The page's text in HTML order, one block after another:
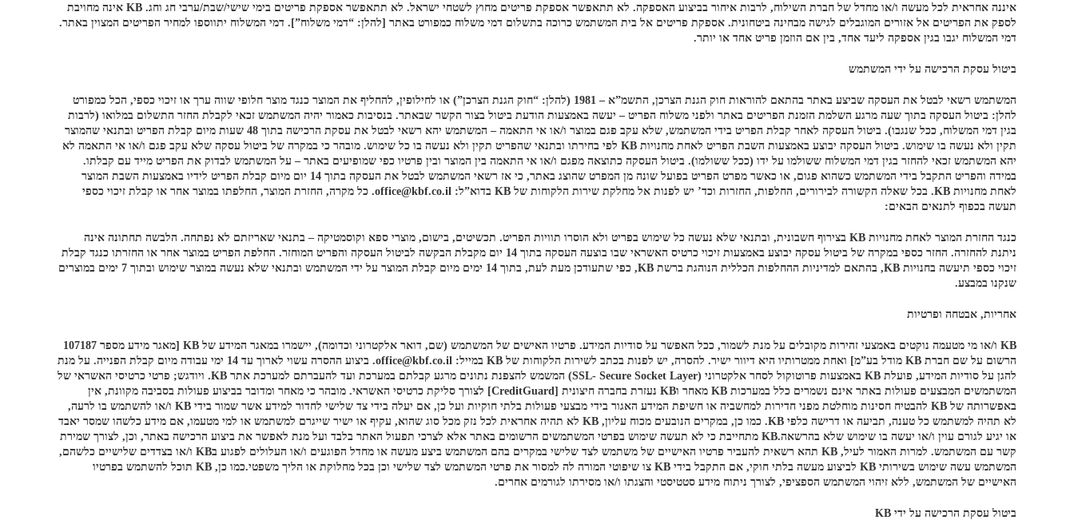
איננה אחראית לכל מעשה ו/או מחדל של חברת השילוח, לרבות איחור בביצוע האספקה. לא תתאפשר אספקת פריטים מחוץ לשטחי ישראל. לא תתאפשר אספקת פריטים בימי שישי/שבת/ערבי חג וחג. KB אינה מחויבת
לספק את הפריטים אל אזורים המוגבלים לגישה מבחינה ביטחונית. אספקת פריטים אל בית המשתמש כרוכה בתשלום דמי משלוח כמפורט באתר [להלן: “דמי משלוח”]. דמי המשלוח יתווספו למחיר הפריטים המצוין באתר.
דמי המשלוח יגבו בגין אספקה ליעד אחד, בין אם הוזמן פריט אחד או יותר.
ביטול עסקת הרכישה על ידי המשתמש
המשתמש רשאי לבטל את העסקה שביצע באתר בהתאם להוראות חוק הגנת הצרכן, התשמ”א – 1981 (להלן: “חוק הגנת הצרכן”) או לחילופין, להחליף את המוצר כנגד מוצר חלופי שווה ערך או זיכוי כספי, הכל כמפורט
להלן: ביטול העסקה בתוך שעה מרגע השלמת הזמנת הפריטים באתר ולפני משלוח הפריט – יעשה באמצעות הודעת ביטול בצור הקשר שבאתר. בנסיבות כאמור יהיה המשתמש זכאי לקבלת החזר התשלום במלואו (לרבות
בגין דמי המשלוח, ככל שנגבו). ביטול העסקה לאחר קבלת הפריט בידי המשתמש, שלא עקב פגם במוצר ו/או אי התאמה – המשתמש יהא רשאי לבטל את עסקת הרכישה בתוך 48 שעות מיום קבלת הפריט ובתנאי שהמוצר
תקין ולא נעשה בו שימוש. ביטול העסקה יבוצע באמצעות השבת הפריט לאחת מחנויות KB לפי בחירתו ובתנאי שהפריט תקין ולא נעשה בו כל שימוש. מובהר כי במקרה של ביטול עסקה שלא עקב פגם ו/או אי התאמה לא
יהא המשתמש זכאי להחזר בגין דמי המשלוח ששולמו על ידו (ככל ששולמו). ביטול העסקה כתוצאה מפגם ו/או אי התאמה בין המוצר ובין פרטיו כפי שמופיעים באתר – על המשתמש לבדוק את הפריט מייד עם קבלתו.
במידה והפריט התקבל בידי המשתמש כשהוא פגום, או כאשר מפרט הפריט בפועל שונה מן המפרט שהוצג באתר, כי אז רשאי המשתמש לבטל את העסקה בתוך 14 יום מיום קבלת הפריט לידיו באמצעות השבת המוצר
לאחת מחנויות KB. בכל שאלה הקשורה לבירורים, החלפות, החזרות וכד’ יש לפנות אל מחלקת שירות הלקוחות של KB בדוא”ל: office@kbf.co.il. כל מקרה, החזרת המוצר, החלפתו במוצר אחר או קבלת זיכוי כספי
תעשה בכפוף לתנאים הבאים:
כנגד החזרת המוצר לאחת מחנויות KB בצירוף חשבונית, ובתנאי שלא נעשה כל שימוש בפריט ולא הוסרו תוויות הפריט. תכשיטים, בישום, מוצרי ספא וקוסמטיקה – בתנאי שאריזתם לא נפתחה. הלבשה תחתונה אינה
ניתנת להחזרה. החזר כספי במקרה של ביטול עסקה יבוצע באמצעות זיכוי כרטיס האשראי שבו בוצעה העסקה בתוך 14 יום מקבלת הבקשה לביטול העסקה והפריט המוחזר. החלפת הפריט במוצר אחר או החזרתו כנגד קבלת
זיכוי כספי תיעשה בחנויות KB, בהתאם למדיניות ההחלפות הכללית הנוהגת ברשת KB, כפי שתעודכן מעת לעת, בתוך 14 ימים מיום קבלת המוצר על ידי המשתמש ובתנאי שלא נעשה במוצר שימוש ובתוך 7 ימים במוצרים
שנקנו במבצע.
אחריות, אבטחה ופרטיות
KB ו/או מי מטעמה נוקטים באמצעי זהירות מקובלים על מנת לשמור, ככל האפשר על סודיות המידע. פרטיו האישים של המשתמש (שם, דואר אלקטרוני וכדומה), יישמרו במאגר המידע של KB [מאגר מידע מספר 107187
הרשום על שם חברת KB מודל בע”מ] ואחת ממטרותיו היא דיוור ישיר. להסרה, יש לפנות בכתב לשירות הלקוחות של KB במייל: office@kbf.co.il. ביצוע ההסרה עשוי לארוך עד 14 ימי עבודה מיום קבלת הפנייה. על מנת
להגן על סודיות המידע, פועלת KB באמצעות פרוטוקול לסחר אלקטרוני (SSL- Secure Socket Layer) המשמש להצפנת נתונים מרגע קבלתם במערכת ועד להעברתם למערכת אתר KB. ויודגש; פרטי כרטיסי האשראי של
המשתמשים המבצעים פעולות באתר אינם נשמרים כלל במערכות KB מאחר וKB נעזרת בחברה חיצונית [CreditGuard] לצורך סליקת כרטיסי האשראי. מובהר כי מאחר ומדובר בביצוע פעולות בסביבה מקוונת, אין
באפשרותה של KB להבטיח חסינות מוחלטת מפני חדירות למחשביה או חשיפת המידע האגור בידי מבצעי פעולות בלתי חוקיות ועל כן, אם יעלה בידי צד שלישי לחדור למידע אשר שמור בידי KB ו/או להשתמש בו לרעה,
לא תהיה למשתמש כל טענה, תביעה או דרישה כלפי KB. כמו כן, במקרים הנובעים מכוח עליון, KB לא תהיה אחראית לכל נזק מכל סוג שהוא, עקיף או ישיר שייגרם למשתמש או למי מטעמו, אם מידע כלשהו שמסר יאבד
או יגיע לגורם עוין ו/או יעשה בו שימוש שלא בהרשאה.KB מתחייבת כי לא תעשה שימוש בפרטי המשתמשים הרשומים באתר אלא לצרכי תפעול האתר בלבד ועל מנת לאפשר את ביצוע הרכישה באתר, וכן, לצורך שמירת
קשר עם המשתמש. למרות האמור לעיל, KB תהא רשאית להעביר פרטיו האישיים של משתמש לצד שלישי במקרים בהם המשתמש ביצע מעשה או מחדל הפוגעים ו/או העלולים לפגוע בKB ו/או בצדדים שלישיים כלשהם,
המשתמש עשה שימוש בשירותי KB לביצוע מעשה בלתי חוקי, אם התקבל בידי KB צו שיפוטי המורה לה למסור את פרטי המשתמש לצד שלישי וכן בכל מחלוקת או הליך משפטי.כמו כן, KB תוכל להשתמש בפרטיו
האישיים של המשתמש, ללא זיהוי המשתמש הספציפי, לצורך ניתוח מידע סטטיסטי והצגתו ו/או מסירתו לגורמים אחרים.
ביטול עסקת הרכישה על ידי KB